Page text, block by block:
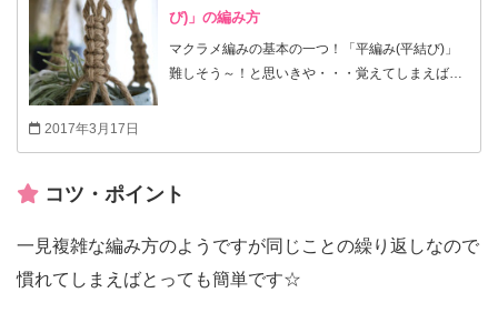
び)」の編み方
マクラメ編みの基本の一つ！「平編み(平結び)」
難しそう～！と思いきや・・・覚えてしまえば実
て！」とリクエストを頂いたのでこちらでもご紹
2017年3月17日
コツ・ポイント
一見複雑な編み方のようですが同じことの繰り返しなので
慣れてしまえばとっても簡単です☆